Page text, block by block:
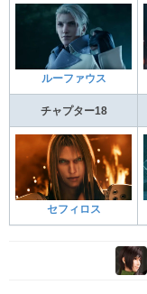
ルーファウス
チャプター18
セフィロス